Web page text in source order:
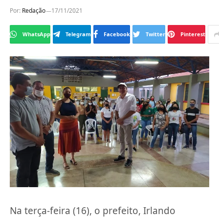
Por: Redação 17/11/2021
WhatsApp Telegram Facebook Twitter Pinterest
Na terça-feira (16), o prefeito, Irlando